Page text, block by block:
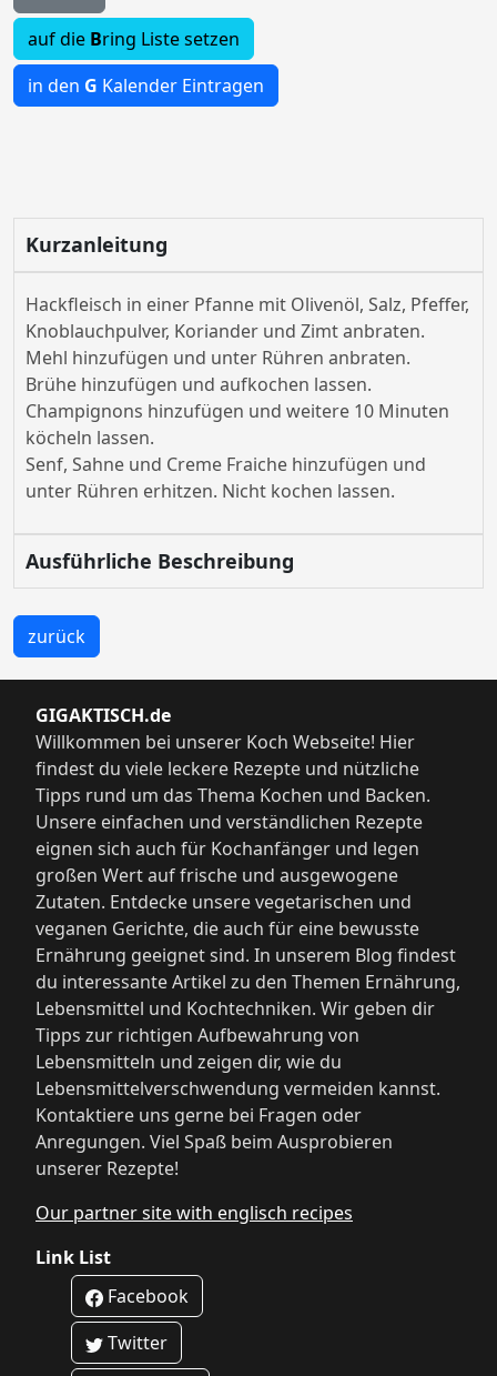
auf die Bring Liste setzen
in den G Kalender Eintragen
Kurzanleitung
Hackfleisch in einer Pfanne mit Olivenöl, Salz, Pfeffer,
Knoblauchpulver, Koriander und Zimt anbraten.
Mehl hinzufügen und unter Rühren anbraten.
Brühe hinzufügen und aufkochen lassen.
Champignons hinzufügen und weitere 10 Minuten
köcheln lassen.
Senf, Sahne und Creme Fraiche hinzufügen und
unter Rühren erhitzen. Nicht kochen lassen.
Ausführliche Beschreibung
zurück
GIGAKTISCH.de
Willkommen bei unserer Koch Webseite! Hier
findest du viele leckere Rezepte und nützliche
Tipps rund um das Thema Kochen und Backen.
Unsere einfachen und verständlichen Rezepte
eignen sich auch für Kochanfänger und legen
großen Wert auf frische und ausgewogene
Zutaten. Entdecke unsere vegetarischen und
veganen Gerichte, die auch für eine bewusste
Ernährung geeignet sind. In unserem Blog findest
du interessante Artikel zu den Themen Ernährung,
Lebensmittel und Kochtechniken. Wir geben dir
Tipps zur richtigen Aufbewahrung von
Lebensmitteln und zeigen dir, wie du
Lebensmittelverschwendung vermeiden kannst.
Kontaktiere uns gerne bei Fragen oder
Anregungen. Viel Spaß beim Ausprobieren
unserer Rezepte!
Our partner site with englisch recipes
Link List
Facebook
Twitter